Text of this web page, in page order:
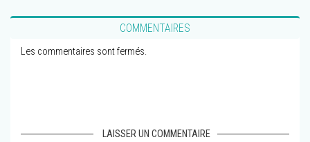
COMMENTAIRES
Les commentaires sont fermés.
LAISSER UN COMMENTAIRE